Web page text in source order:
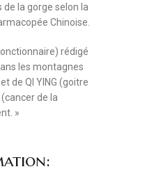
la gorge selon la
Chinoise.
rédigé
les montagnes
de QI YING (goitre
(cancer de la
»